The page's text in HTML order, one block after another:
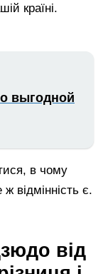
країні.
выгодной
в чому
відмінність є.
від